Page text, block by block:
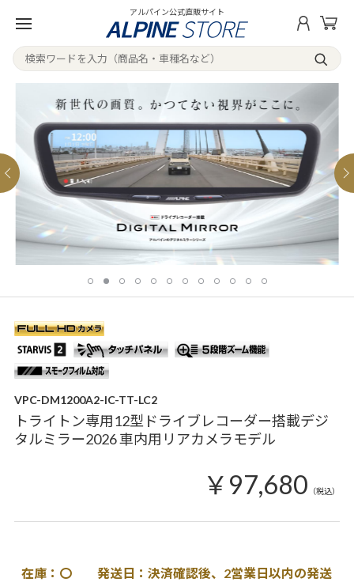
アルパイン公式直販サイト
VPC-DM1200A2-IC-TT-LC2
トライトン専用12型ドライブレコーダー搭載デジ
タルミラー2026 車内用リアカメラモデル
￥97,680 （税込）
在庫：〇 発送日：決済確認後、2営業日以内の発送